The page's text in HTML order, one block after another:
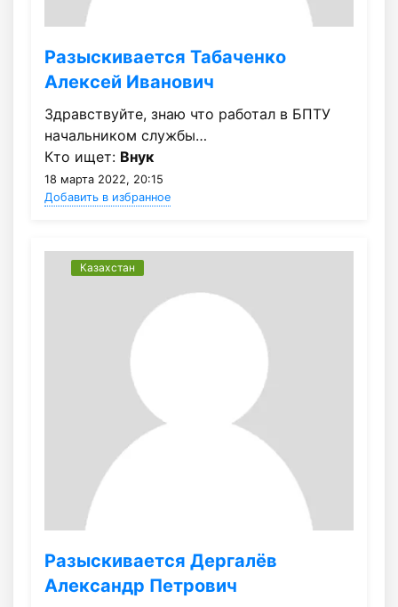
Разыскивается Табаченко
Алексей Иванович
Здравствуйте, знаю что работал в БПТУ
начальником службы…
Кто ищет: Внук
18 марта 2022, 20:15
Добавить в избранное
Казахстан
Разыскивается Дергалёв
Александр Петрович